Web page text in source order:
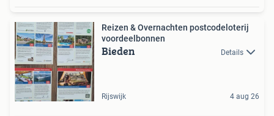
Reizen & Overnachten postcodeloterij
voordeelbonnen
Bieden Details
Rijswijk 4 aug 26